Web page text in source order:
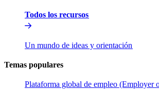
Todos los recursos​​
Un mundo de ideas y orientación​​
Temas populares​​
Plataforma global de empleo (Employer